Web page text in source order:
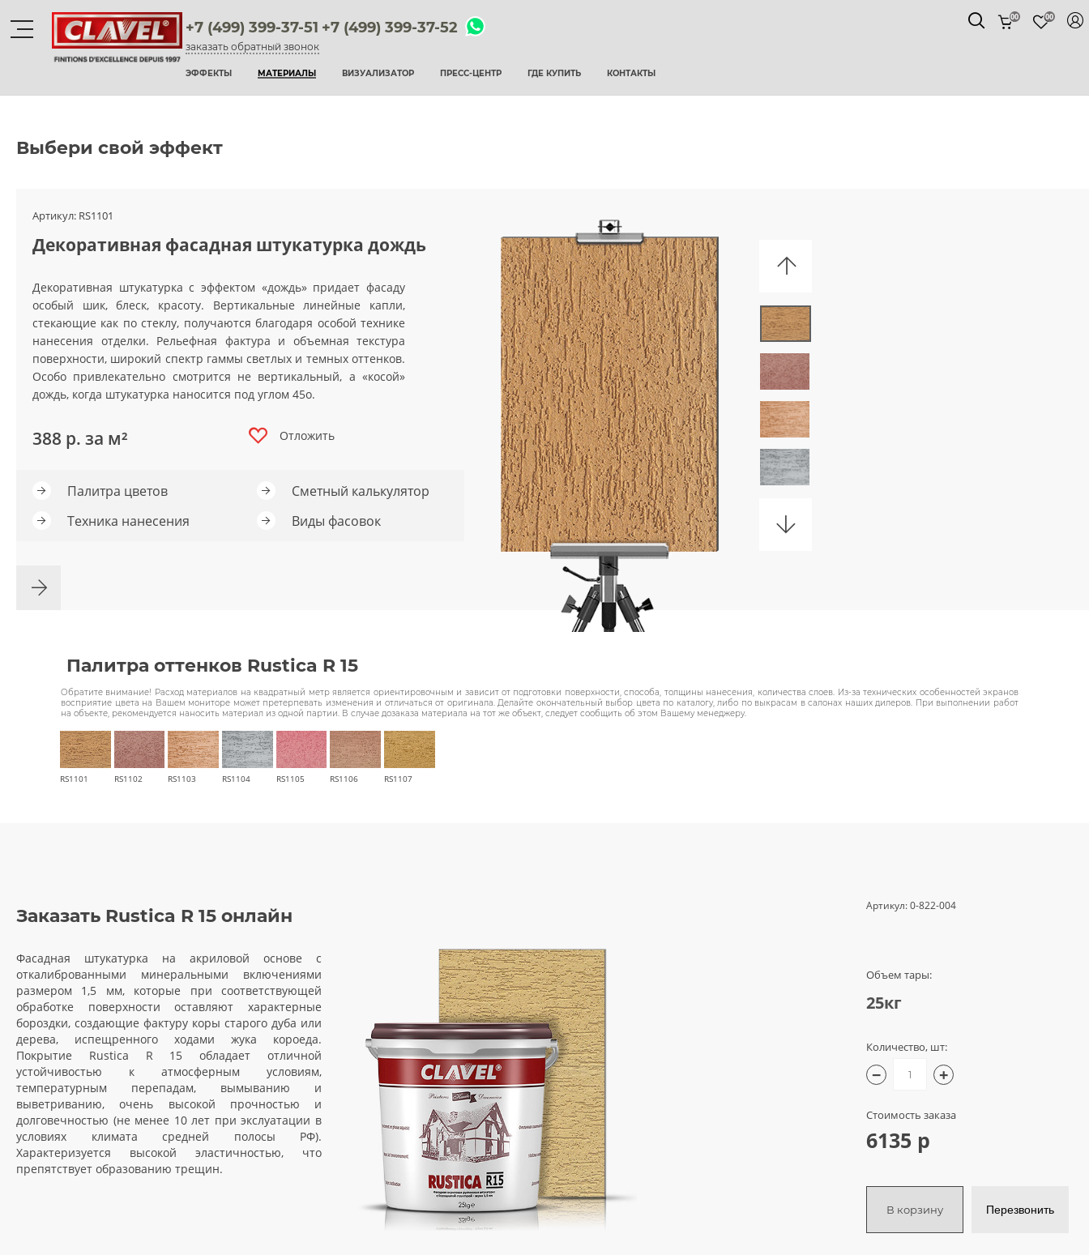
+7 (499) 399-37-51 +7 (499) 399-37-52
заказать обратный звонок
ЭФФЕКТЫ МАТЕРИАЛЫ ВИЗУАЛИЗАТОР ПРЕСС-ЦЕНТР ГДЕ КУПИТЬ КОНТАКТЫ
00 00
Материалы
декоративные краски
мультиколорные краски
краски
воски и лаки
штукатурки для фасадов
грунтовки
трафареты для декора
Выбери свой эффект
Артикул: RS1101
Декоративная фасадная штукатурка дождь
Декоративная штукатурка с эффектом «дождь» придает фасаду
особый шик, блеск, красоту. Вертикальные линейные капли,
стекающие как по стеклу, получаются благодаря особой технике
нанесения отделки. Рельефная фактура и объемная текстура
поверхности, широкий спектр гаммы светлых и темных оттенков.
Особо привлекательно смотрится не вертикальный, а «косой»
дождь, когда штукатурка наносится под углом 45о.
388 р. за м² Отложить
Палитра цветов
Сметный калькулятор
Техника нанесения
Виды фасовок
Палитра оттенков Rustica R 15
Обратите внимание! Расход материалов на квадратный метр является ориентировочным и зависит от подготовки поверхности, способа, толщины нанесения, количества слоев. Из-за технических особенностей экранов
восприятие цвета на Вашем мониторе может претерпевать изменения и отличаться от оригинала. Делайте окончательный выбор цвета по каталогу, либо по выкрасам в салонах наших дилеров. При выполнении работ
на объекте, рекомендуется наносить материал из одной партии. В случае дозаказа материала на тот же объект, следует сообщить об этом Вашему менеджеру.
RS1101 RS1102 RS1103 RS1104 RS1105 RS1106 RS1107
Заказать Rustica R 15 онлайн
Фасадная штукатурка на акриловой основе с
откалиброванными минеральными включениями
размером 1,5 мм, которые при соответствующей
обработке поверхности оставляют характерные
бороздки, создающие фактуру коры старого дуба или
дерева, испещренного ходами жука короеда.
Покрытие Rustica R 15 обладает отличной
устойчивостью к атмосферным условиям,
температурным перепадам, вымыванию и
выветриванию, очень высокой прочностью и
долговечностью (не менее 10 лет при экслуатации в
условиях климата средней полосы РФ).
Характеризуется высокой эластичностью, что
препятствует образованию трещин.
Артикул:0-822-004
Объем тары:
25кг
Количество, шт:
− +
Стоимость заказа
6135 р
В корзину Перезвонить